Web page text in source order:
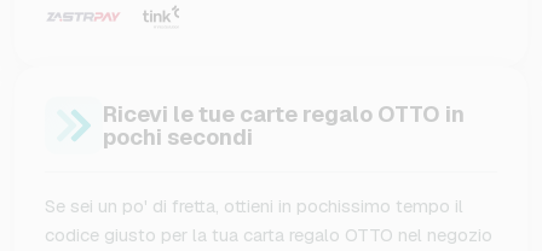
Ricevi le tue carte regalo OTTO in
pochi secondi
Se sei un po' di fretta, ottieni in pochissimo tempo il
codice giusto per la tua carta regalo OTTO nel negozio